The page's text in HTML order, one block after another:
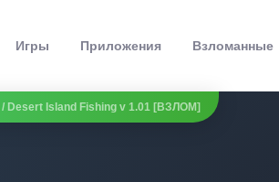
Игры Приложения Взломанные
/ Desert Island Fishing v 1.01 [ВЗЛОМ]